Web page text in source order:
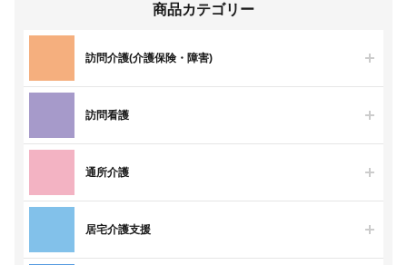
商品カテゴリー
訪問介護(介護保険・障害)
訪問看護
通所介護
居宅介護支援